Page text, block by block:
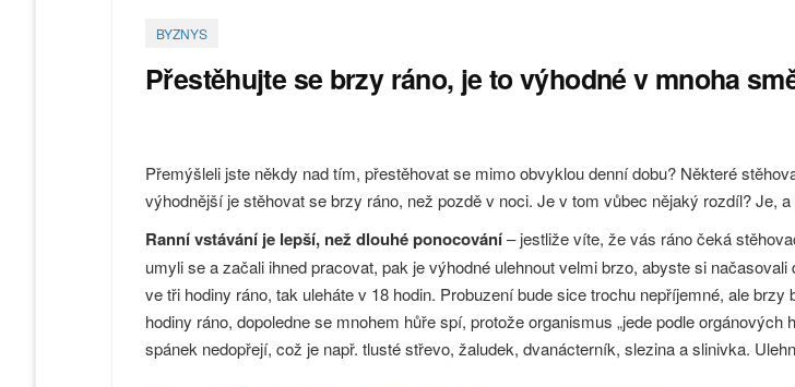
BYZNYS
Přestěhujte se brzy ráno, je to výhodné v mnoha
Přemýšleli jste někdy nad tím, přestěhovat se mimo obvyklou denní dobu? Některé
výhodnější je stěhovat se brzy ráno, než pozdě v noci. Je v tom vůbec nějaký rozdíl? Je, a
Ranní vstávání je lepší, než dlouhé ponocování– jestliže víte, že vás ráno čeká
umyli se a začali ihned pracovat, pak je výhodné ulehnout velmi brzo, abyste si
ve tři hodiny ráno, tak uleháte v 18 hodin. Probuzení bude sice trochu nepříjemné, ale
hodiny ráno, dopoledne se mnohem hůře spí, protože organismus „jede podle
spánek nedopřejí, což je např. tlusté střevo, žaludek, dvanácterník, slezina a slinivka.